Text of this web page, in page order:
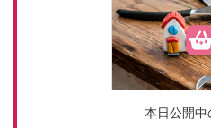
本日公開中